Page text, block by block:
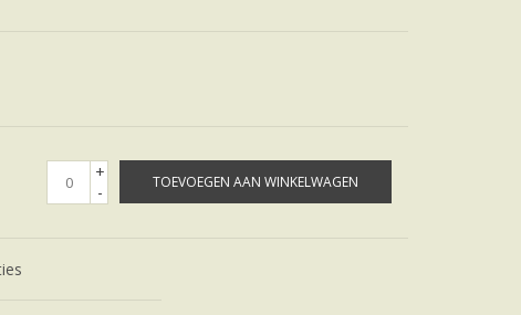
+
-
TOEVOEGEN AAN WINKELWAGEN